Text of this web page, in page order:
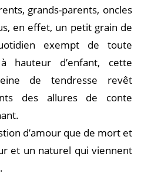
grands-parents, oncles
en effet, un petit grain de
exempt de toute
hauteur d’enfant, cette
de tendresse revêt
des allures de conte
d’amour que de mort et
et un naturel qui viennent